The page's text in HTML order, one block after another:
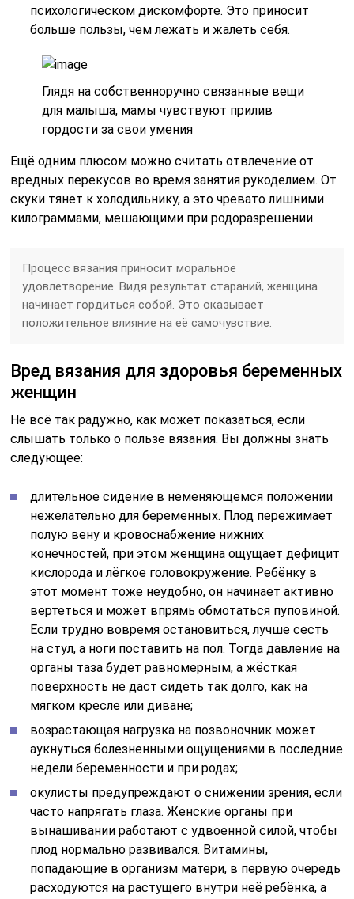
психологическом дискомфорте. Это приносит
больше пользы, чем лежать и жалеть себя.
Глядя на собственноручно связанные вещи
для малыша, мамы чувствуют прилив
гордости за свои умения
Ещё одним плюсом можно считать отвлечение от
вредных перекусов во время занятия рукоделием. От
скуки тянет к холодильнику, а это чревато лишними
килограммами, мешающими при родоразрешении.
Процесс вязания приносит моральное
удовлетворение. Видя результат стараний, женщина
начинает гордиться собой. Это оказывает
положительное влияние на её самочувствие.
Вред вязания для здоровья беременных
женщин
Не всё так радужно, как может показаться, если
слышать только о пользе вязания. Вы должны знать
следующее:
длительное сидение в неменяющемся положении
нежелательно для беременных. Плод пережимает
полую вену и кровоснабжение нижних
конечностей, при этом женщина ощущает дефицит
кислорода и лёгкое головокружение. Ребёнку в
этот момент тоже неудобно, он начинает активно
вертеться и может впрямь обмотаться пуповиной.
Если трудно вовремя остановиться, лучше сесть
на стул, а ноги поставить на пол. Тогда давление на
органы таза будет равномерным, а жёсткая
поверхность не даст сидеть так долго, как на
мягком кресле или диване;
возрастающая нагрузка на позвоночник может
аукнуться болезненными ощущениями в последние
недели беременности и при родах;
окулисты предупреждают о снижении зрения, если
часто напрягать глаза. Женские органы при
вынашивании работают с удвоенной силой, чтобы
плод нормально развивался. Витамины,
попадающие в организм матери, в первую очередь
расходуются на растущего внутри неё ребёнка, а